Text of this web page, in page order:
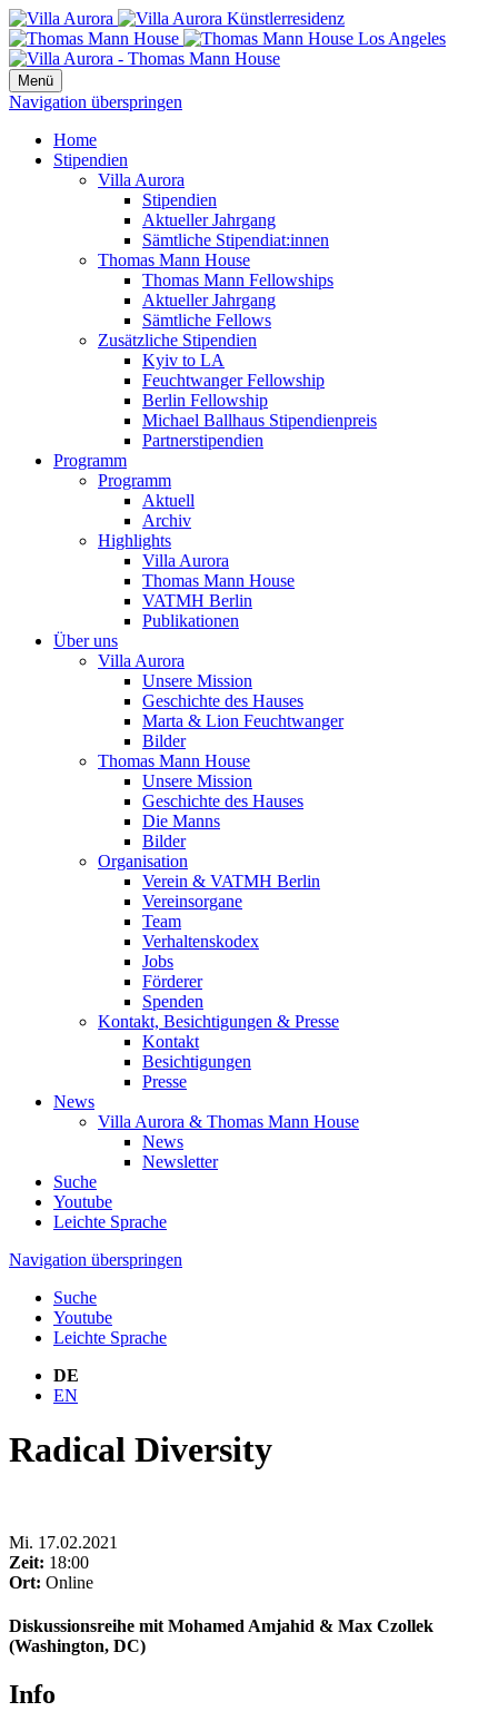
Menü
Navigation überspringen
Home
Stipendien
Villa Aurora
Stipendien
Aktueller Jahrgang
Sämtliche Stipendiat:innen
Thomas Mann House
Thomas Mann Fellowships
Aktueller Jahrgang
Sämtliche Fellows
Zusätzliche Stipendien
Kyiv to LA
Feuchtwanger Fellowship
Berlin Fellowship
Michael Ballhaus Stipendienpreis
Partnerstipendien
Programm
Programm
Aktuell
Archiv
Highlights
Villa Aurora
Thomas Mann House
VATMH Berlin
Publikationen
Über uns
Villa Aurora
Unsere Mission
Geschichte des Hauses
Marta & Lion Feuchtwanger
Bilder
Thomas Mann House
Unsere Mission
Geschichte des Hauses
Die Manns
Bilder
Organisation
Verein & VATMH Berlin
Vereinsorgane
Team
Verhaltenskodex
Jobs
Förderer
Spenden
Kontakt, Besichtigungen & Presse
Kontakt
Besichtigungen
Presse
News
Villa Aurora & Thomas Mann House
News
Newsletter
Suche
Youtube
Leichte Sprache
Navigation überspringen
Suche
Youtube
Leichte Sprache
DE
EN
Radical Diversity
Mi. 17.02.2021
Zeit: 18:00
Ort: Online
Diskussionsreihe mit Mohamed Amjahid & Max Czollek
(Washington, DC)
Info